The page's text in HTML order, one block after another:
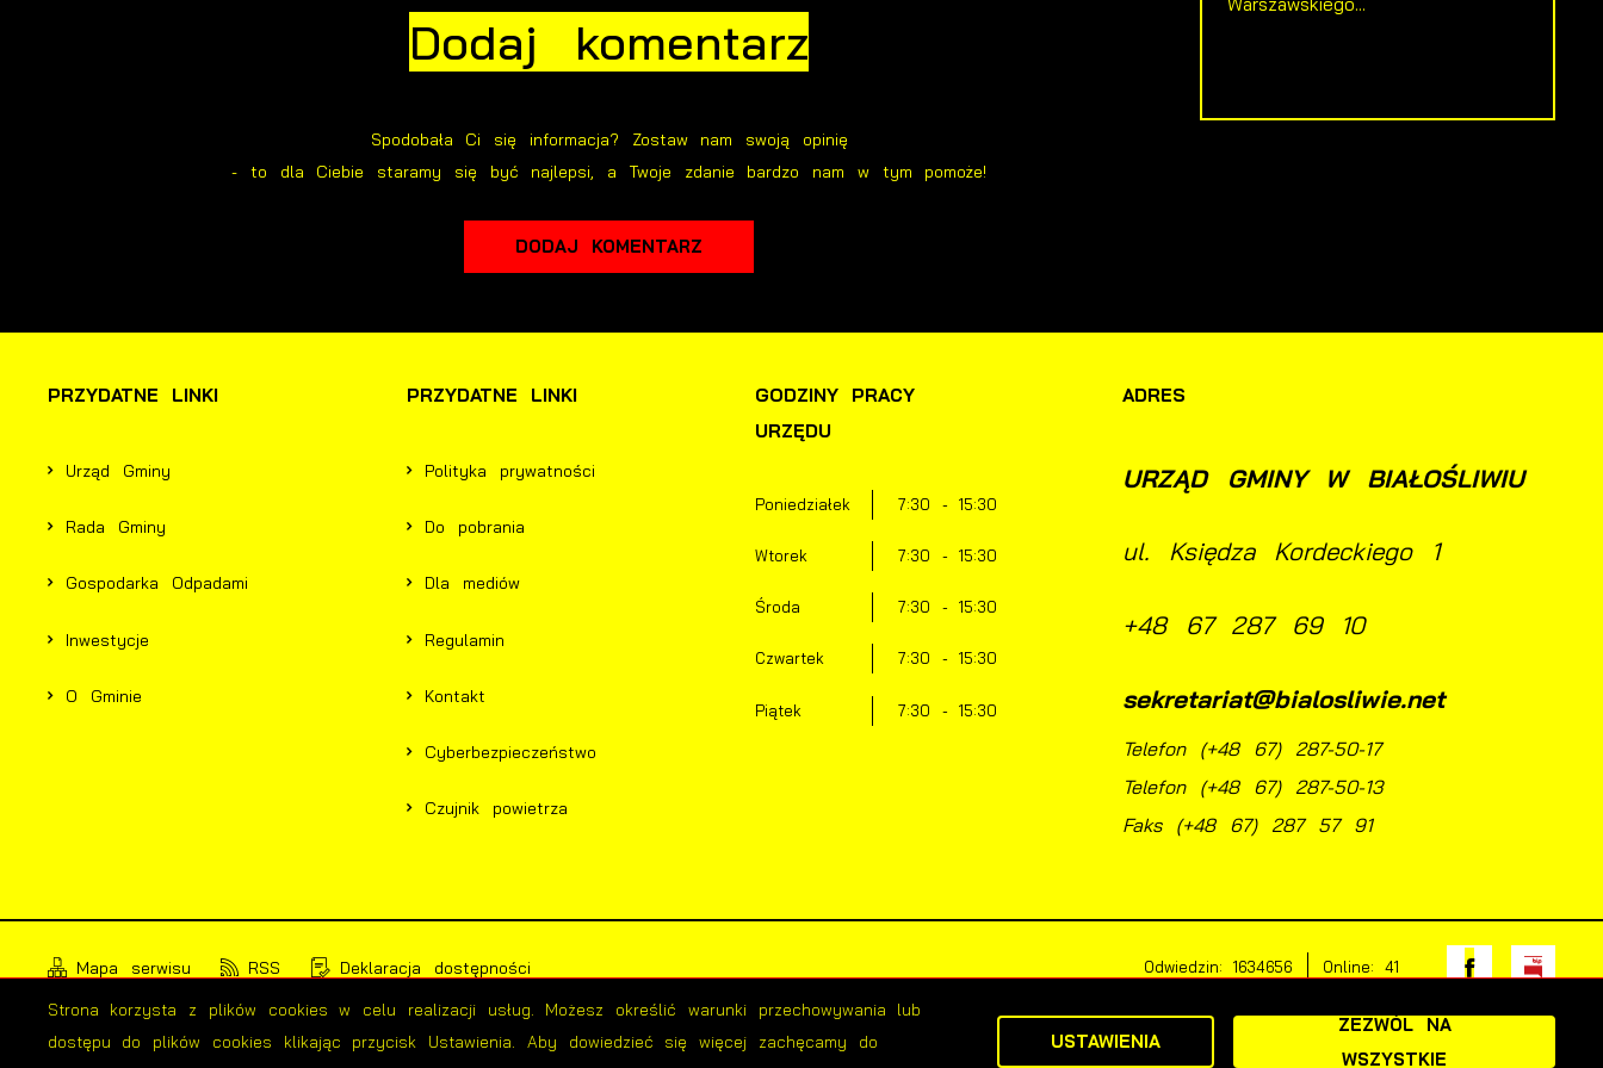
Dodaj komentarz
Spodobała Ci się informacja? Zostaw nam swoją opinię
- to dla Ciebie staramy się być najlepsi, a Twoje zdanie bardzo nam w tym pomoże!
DODAJ KOMENTARZ
PRZYDATNE LINKI
Urząd Gminy
Rada Gminy
Gospodarka Odpadami
Inwestycje
O Gminie
PRZYDATNE LINKI
Polityka prywatności
Do pobrania
Dla mediów
Regulamin
Kontakt
Cyberbezpieczeństwo
Czujnik powietrza
GODZINY PRACY
URZĘDU
Poniedziałek 7:30 - 15:30
Wtorek 7:30 - 15:30
Środa 7:30 - 15:30
Czwartek 7:30 - 15:30
Piątek 7:30 - 15:30
ADRES
URZĄD GMINY W BIAŁOŚLIWIU
ul. Księdza Kordeckiego 1
+48 67 287 69 10
sekretariat@bialosliwie.net
Telefon (+48 67) 287-50-17
Telefon (+48 67) 287-50-13
Faks (+48 67) 287 57 91
Mapa serwisu RSS Deklaracja dostępności Odwiedzin: 1634656 Online: 41
Powered by - Portale nowej generacji
Strona korzysta z plików cookies w celu realizacji usług. Możesz określić warunki przechowywania lub
dostępu do plików cookies klikając przycisk Ustawienia. Aby dowiedzieć się więcej zachęcamy do
USTAWIENIA
ZEZWÓL NA
WSZYSTKIE
prezentujących nasze treści w postaci wiadomości, ofert, komunikatów
mediów społecznościowych.